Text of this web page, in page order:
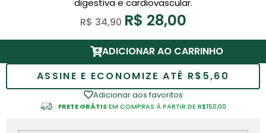
R$ 34,90 R$ 28,00
ADICIONAR AO CARRINHO
ASSINE E ECONOMIZE ATÉ R$5,60
Adicionar aos favoritos
FRETE GRÁTISEM COMPRAS À PARTIR DE R$150,00